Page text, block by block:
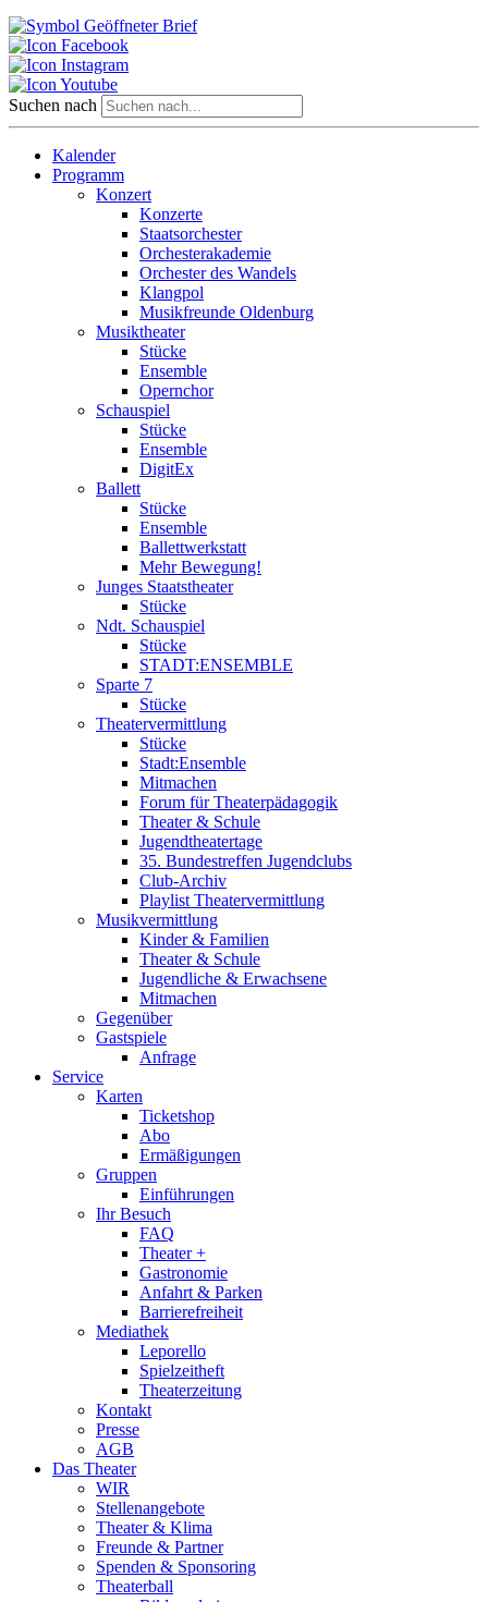
Suchen nach
Kalender
Programm
Konzert
Konzerte
Staatsorchester
Orchesterakademie
Orchester des Wandels
Klangpol
Musikfreunde Oldenburg
Musiktheater
Stücke
Ensemble
Opernchor
Schauspiel
Stücke
Ensemble
DigitEx
Ballett
Stücke
Ensemble
Ballettwerkstatt
Mehr Bewegung!
Junges Staatstheater
Stücke
Ndt. Schauspiel
Stücke
STADT:ENSEMBLE
Sparte 7
Stücke
Theatervermittlung
Stücke
Stadt:Ensemble
Mitmachen
Forum für Theaterpädagogik
Theater & Schule
Jugendtheatertage
35. Bundestreffen Jugendclubs
Club-Archiv
Playlist Theatervermittlung
Musikvermittlung
Kinder & Familien
Theater & Schule
Jugendliche & Erwachsene
Mitmachen
Gegenüber
Gastspiele
Anfrage
Service
Karten
Ticketshop
Abo
Ermäßigungen
Gruppen
Einführungen
Ihr Besuch
FAQ
Theater +
Gastronomie
Anfahrt & Parken
Barrierefreiheit
Mediathek
Leporello
Spielzeitheft
Theaterzeitung
Kontakt
Presse
AGB
Das Theater
WIR
Stellenangebote
Theater & Klima
Freunde & Partner
Spenden & Sponsoring
Theaterball